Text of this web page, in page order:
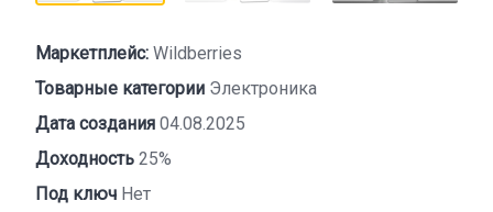
Маркетплейс: Wildberries
Товарные категории Электроника
Дата создания 04.08.2025
Доходность 25%
Под ключ Нет